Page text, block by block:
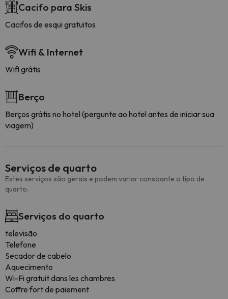
Cacifo para Skis
Cacifos de esqui gratuitos
Wifi & Internet
Wifi grátis
Berço
Berços grátis no hotel (pergunte ao hotel antes de iniciar sua
viagem)
Serviços de quarto
Estes serviços são gerais e podem variar consoante o tipo de
quarto.
Serviços do quarto
televisão
Telefone
Secador de cabelo
Aquecimento
Wi-Fi gratuit dans les chambres
Coffre fort de paiement